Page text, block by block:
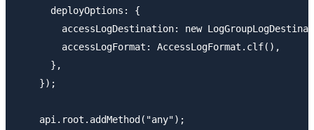
      deployOptions: {
accessLogDestination: new
        accessLogFormat: AccessLogFormat.clf(),
      },
    });
    api.root.addMethod("any");